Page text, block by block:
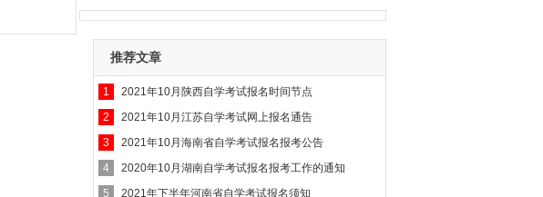
推荐文章
1
2021年10月陕西自学考试报名时间节点
2
2021年10月江苏自学考试网上报名通告
3
2021年10月海南省自学考试报名报考公告
4
2020年10月湖南自学考试报名报考工作的通知
5
2021年下半年河南省自学考试报名须知